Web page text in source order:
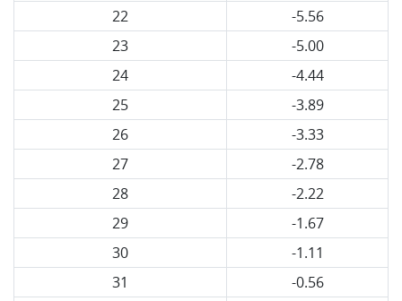
22
-5.56
23
-5.00
24
-4.44
25
-3.89
26
-3.33
27
-2.78
28
-2.22
29
-1.67
30
-1.11
31
-0.56